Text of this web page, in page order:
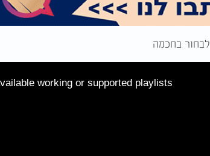
לבחור בחכמה
working or supported playlists.